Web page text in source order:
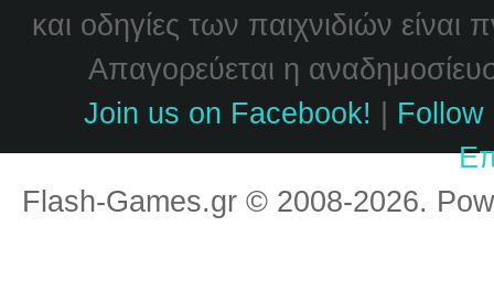
και οδηγίες των παιχνιδιών
Απαγορεύεται η
Join us on Facebook!
Follow
Flash-Games.gr © 2008-2026.